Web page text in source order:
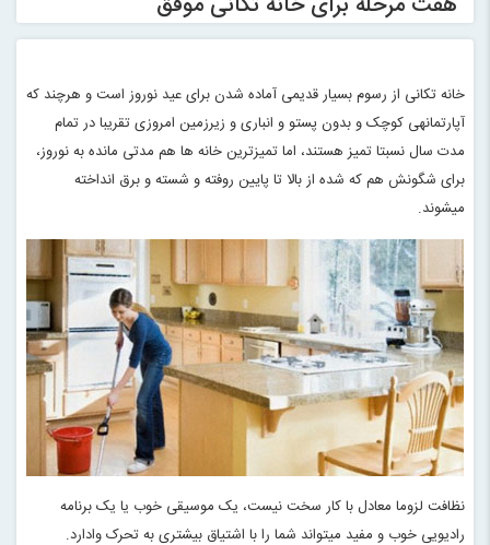
خانه تکانی از رسوم بسیار قدیمی آماده شدن برای عید نوروز است و هرچند که
آپارتمانهی کوچک و بدون پستو و انباری و زیرزمین امروزی تقریبا در تمام
مدت سال نسبتا تمیز هستند، اما تمیزترین خانه ها هم مدتی مانده به نوروز،
برای شگونش هم که شده از بالا تا پایین روفته و شسته و برق انداخته
میشوند.
نظافت لزوما معادل با کار سخت نیست، یک موسیقی خوب یا یک برنامه
رادیویی خوب و مفید میتواند شما را با اشتیاق بیشتری به تحرک وادارد.